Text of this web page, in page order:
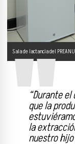
Sala de lactancia del
“Durante el
que la
la
nuestro